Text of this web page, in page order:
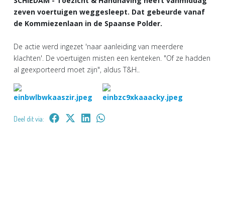
zeven voertuigen weggesleept. Dat gebeurde vanaf
de Kommiezenlaan in de Spaanse Polder.
De actie werd ingezet 'naar aanleiding van meerdere
klachten'. De voertuigen misten een kenteken. "Of ze hadden
al geexporteerd moet zijn", aldus T&H..
Deel dit via: